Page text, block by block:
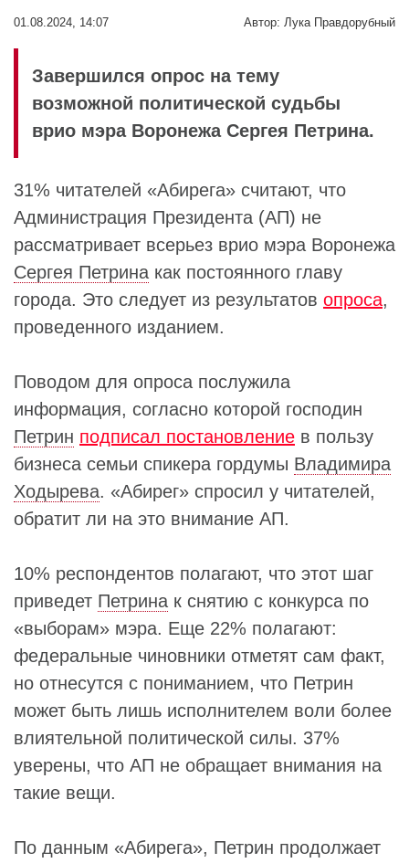
01.08.2024, 14:07 Автор: Лука Правдорубный
Завершился опрос на тему
возможной политической судьбы
врио мэра Воронежа Сергея Петрина.
31% читателей «Абирега» считают, что
Администрация Президента (АП) не
рассматривает всерьез врио мэра Воронежа
Сергея Петрина как постоянного главу
города. Это следует из результатов опроса,
проведенного изданием.
Поводом для опроса послужила
информация, согласно которой господин
Петрин подписал постановление в пользу
бизнеса семьи спикера гордумы Владимира
Ходырева. «Абирег» спросил у читателей,
обратит ли на это внимание АП.
10% респондентов полагают, что этот шаг
приведет Петрина к снятию с конкурса по
«выборам» мэра. Еще 22% полагают:
федеральные чиновники отметят сам факт,
но отнесутся с пониманием, что Петрин
может быть лишь исполнителем воли более
влиятельной политической силы. 37%
уверены, что АП не обращает внимания на
такие вещи.
По данным «Абирега», Петрин продолжает